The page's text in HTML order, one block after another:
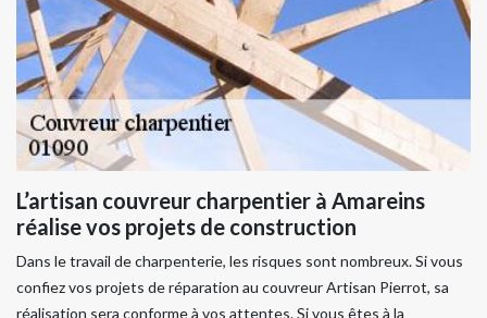
L’artisan couvreur charpentier à Amareins
réalise vos projets de construction
Dans le travail de charpenterie, les risques sont nombreux. Si vous
confiez vos projets de réparation au couvreur Artisan Pierrot, sa
réalisation sera conforme à vos attentes. Si vous êtes à la